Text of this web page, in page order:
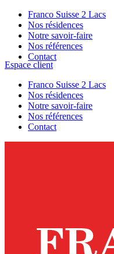
Franco Suisse 2 Lacs
Nos résidences
Notre savoir-faire
Nos références
Contact
Espace client
Franco Suisse 2 Lacs
Nos résidences
Notre savoir-faire
Nos références
Contact